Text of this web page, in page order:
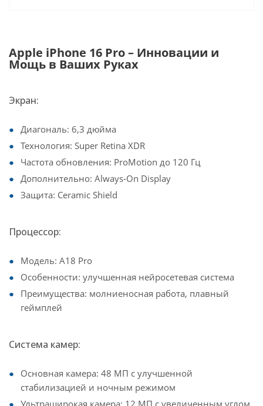
Apple iPhone 16 Pro – Инновации и
Мощь в Ваших Руках
Экран:
Диагональ: 6,3 дюйма
Технология: Super Retina XDR
Частота обновления: ProMotion до 120 Гц
Дополнительно: Always-On Display
Защита: Ceramic Shield
Процессор:
Модель: A18 Pro
Особенности: улучшенная нейросетевая система
Преимущества: молниеносная работа, плавный
геймплей
Система камер:
Основная камера: 48 МП с улучшенной
стабилизацией и ночным режимом
Ультраширокая камера: 12 МП с увеличенным углом